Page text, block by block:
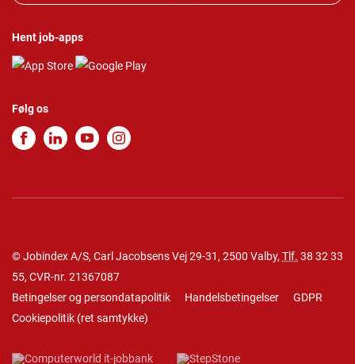
Hent job-apps
Følg os
© Jobindex A/S, Carl Jacobsens Vej 29-31, 2500 Valby, Tlf. 38 32 33
55, CVR-nr. 21367087
Betingelser og persondatapolitik
Handelsbetingelser
GDPR
Cookiepolitik (ret samtykke)